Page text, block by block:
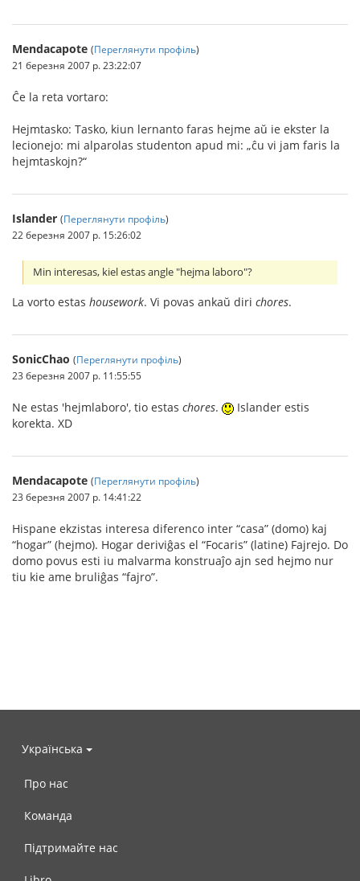
Mendacapote (Переглянути профіль)
21 березня 2007 р. 23:22:07
Ĉe la reta vortaro:
Hejmtasko: Tasko, kiun lernanto faras hejme aŭ ie ekster la
lecionejo: mi alparolas studenton apud mi: „ĉu vi jam faris la
hejmtaskojn?“
Islander (Переглянути профіль)
22 березня 2007 р. 15:26:02
Min interesas, kiel estas angle "hejma laboro"?
La vorto estas housework. Vi povas ankaŭ diri chores.
SonicChao (Переглянути профіль)
23 березня 2007 р. 11:55:55
Ne estas 'hejmlaboro', tio estas chores.
Islander estis
korekta. XD
Mendacapote (Переглянути профіль)
23 березня 2007 р. 14:41:22
Hispane ekzistas interesa diferenco inter “casa” (domo) kaj
“hogar” (hejmo). Hogar deriviĝas el “Focaris” (latine) Fajrejo. Do
domo povus esti iu malvarma konstruaĵo ajn sed hejmo nur
tiu kie ame bruliĝas “fajro”.
Українська
Про нас
Команда
Підтримайте нас